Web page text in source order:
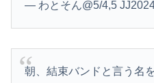
— わとそん@5/4,5
朝、結束バンドと言う名